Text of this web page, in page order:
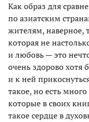
Как образ для
по азиатским
жителям, наверное,
которая не
и любовь — это
очень здорово хотя
и к ней
такое, но есть
которые в своих
такое сердце в